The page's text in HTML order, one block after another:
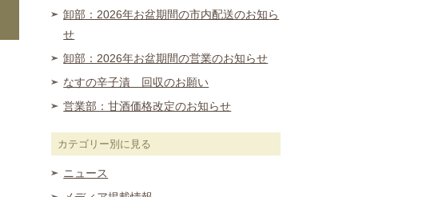
卸部：2026年お盆期間の市内配送のお知ら
せ
卸部：2026年お盆期間の営業のお知らせ
なすの辛子漬 回収のお願い
営業部：甘酒価格改定のお知らせ
カテゴリー別に見る
ニュース